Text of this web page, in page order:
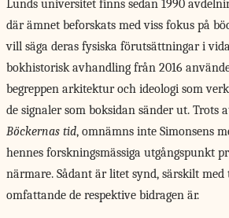
Lunds universitet finns sedan 1990
där ämnet beforskats med viss fokus på
vill säga deras fysiska förutsättningar i
bokhistorisk avhandling från 2016
begreppen arkitektur och ideologi som
de signaler som boksidan sänder ut. Trots
Böckernas tid, omnämns inte Simonsens
hennes forskningsmässiga utgångspunkt
närmare. Sådant är litet synd, särskilt
omfattande de respektive bidragen är.